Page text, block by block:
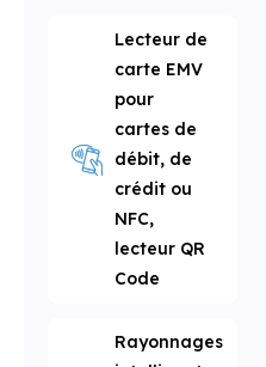
Lecteur de
carte EMV
pour
cartes de
débit, de
crédit ou
NFC,
lecteur QR
Code
Rayonnages